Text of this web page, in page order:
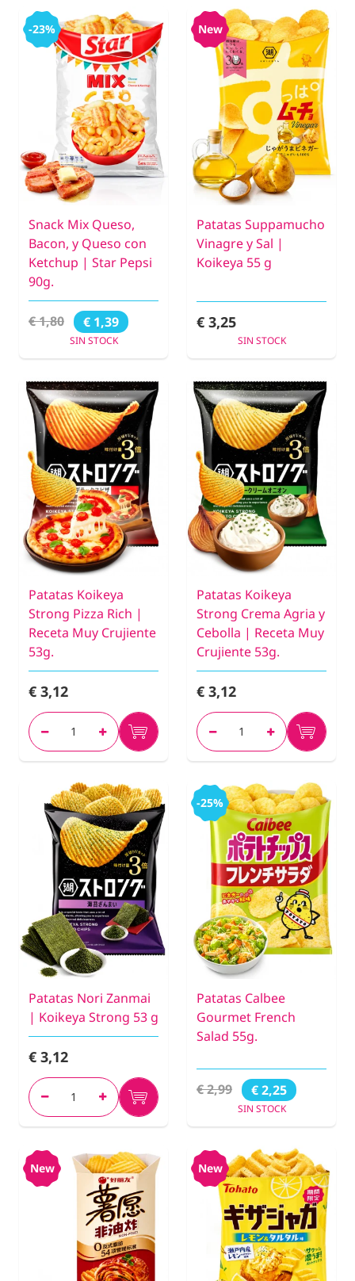
-23%
Snack Mix Queso,
Bacon, y Queso con
Ketchup | Star Pepsi
90g.
€ 1,80 € 1,39
SIN STOCK
New
Patatas Suppamucho
Vinagre y Sal |
Koikeya 55 g
€ 3,25
SIN STOCK
Patatas Koikeya
Strong Pizza Rich |
Receta Muy Crujiente
53g.
€ 3,12
Patatas Koikeya
Strong Crema Agria y
Cebolla | Receta Muy
Crujiente 53g.
€ 3,12
Patatas Nori Zanmai
| Koikeya Strong 53 g
€ 3,12
-25%
Patatas Calbee
Gourmet French
Salad 55g.
€ 2,99 € 2,25
SIN STOCK
New New